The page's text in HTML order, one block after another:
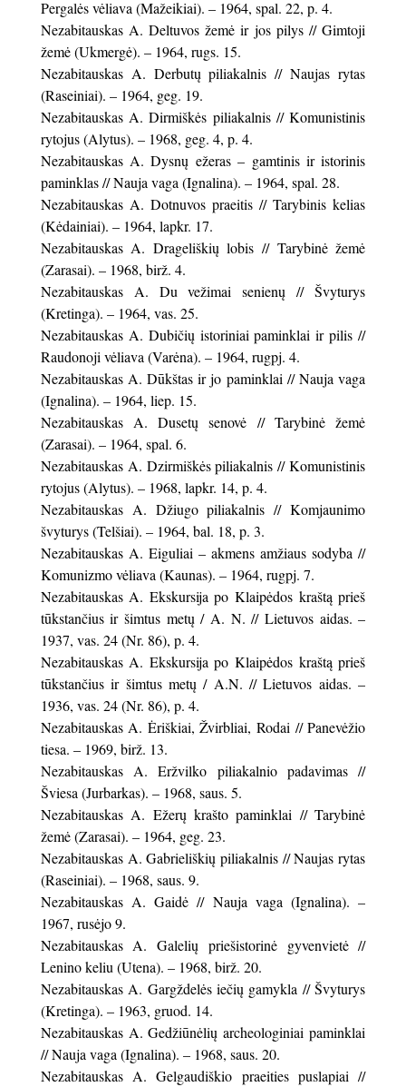
Pergalės vėliava (Mažeikiai). – 1964, spal. 22, p. 4.
Nezabitauskas A. Deltuvos žemė ir jos pilys // Gimtoji
žemė (Ukmergė). – 1964, rugs. 15.
Nezabitauskas A. Derbutų piliakalnis // Naujas rytas
(Raseiniai). – 1964, geg. 19.
Nezabitauskas A. Dirmiškės piliakalnis // Komunistinis
rytojus (Alytus). – 1968, geg. 4, p. 4.
Nezabitauskas A. Dysnų ežeras – gamtinis ir istorinis
paminklas // Nauja vaga (Ignalina). – 1964, spal. 28.
Nezabitauskas A. Dotnuvos praeitis // Tarybinis kelias
(Kėdainiai). – 1964, lapkr. 17.
Nezabitauskas A. Drageliškių lobis // Tarybinė žemė
(Zarasai). – 1968, birž. 4.
Nezabitauskas A. Du vežimai senienų // Švyturys
(Kretinga). – 1964, vas. 25.
Nezabitauskas A. Dubičių istoriniai paminklai ir pilis //
Raudonoji vėliava (Varėna). – 1964, rugpj. 4.
Nezabitauskas A. Dūkštas ir jo paminklai // Nauja vaga
(Ignalina). – 1964, liep. 15.
Nezabitauskas A. Dusetų senovė // Tarybinė žemė
(Zarasai). – 1964, spal. 6.
Nezabitauskas A. Dzirmiškės piliakalnis // Komunistinis
rytojus (Alytus). – 1968, lapkr. 14, p. 4.
Nezabitauskas A. Džiugo piliakalnis // Komjaunimo
švyturys (Telšiai). – 1964, bal. 18, p. 3.
Nezabitauskas A. Eiguliai – akmens amžiaus sodyba //
Komunizmo vėliava (Kaunas). – 1964, rugpj. 7.
Nezabitauskas A. Ekskursija po Klaipėdos kraštą prieš
tūkstančius ir šimtus metų / A. N. // Lietuvos aidas. –
1937, vas. 24 (Nr. 86), p. 4.
Nezabitauskas A. Ekskursija po Klaipėdos kraštą prieš
tūkstančius ir šimtus metų / A.N. // Lietuvos aidas. –
1936, vas. 24 (Nr. 86), p. 4.
Nezabitauskas A. Ėriškiai, Žvirbliai, Rodai // Panevėžio
tiesa. – 1969, birž. 13.
Nezabitauskas A. Eržvilko piliakalnio padavimas //
Šviesa (Jurbarkas). – 1968, saus. 5.
Nezabitauskas A. Ežerų krašto paminklai // Tarybinė
žemė (Zarasai). – 1964, geg. 23.
Nezabitauskas A. Gabrieliškių piliakalnis // Naujas rytas
(Raseiniai). – 1968, saus. 9.
Nezabitauskas A. Gaidė // Nauja vaga (Ignalina). –
1967, rusėjo 9.
Nezabitauskas A. Galelių priešistorinė gyvenvietė //
Lenino keliu (Utena). – 1968, birž. 20.
Nezabitauskas A. Gargždelės iečių gamykla // Švyturys
(Kretinga). – 1963, gruod. 14.
Nezabitauskas A. Gedžiūnėlių archeologiniai paminklai
// Nauja vaga (Ignalina). – 1968, saus. 20.
Nezabitauskas A. Gelgaudiškio praeities puslapiai //